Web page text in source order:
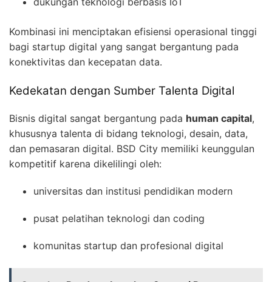
Kombinasi ini menciptakan efisiensi operasional tinggi
bagi startup digital yang sangat bergantung pada
konektivitas dan kecepatan data.
Kedekatan dengan Sumber Talenta Digital
Bisnis digital sangat bergantung pada human capital,
khususnya talenta di bidang teknologi, desain, data,
dan pemasaran digital. BSD City memiliki keunggulan
kompetitif karena dikelilingi oleh:
universitas dan institusi pendidikan modern
pusat pelatihan teknologi dan coding
komunitas startup dan profesional digital